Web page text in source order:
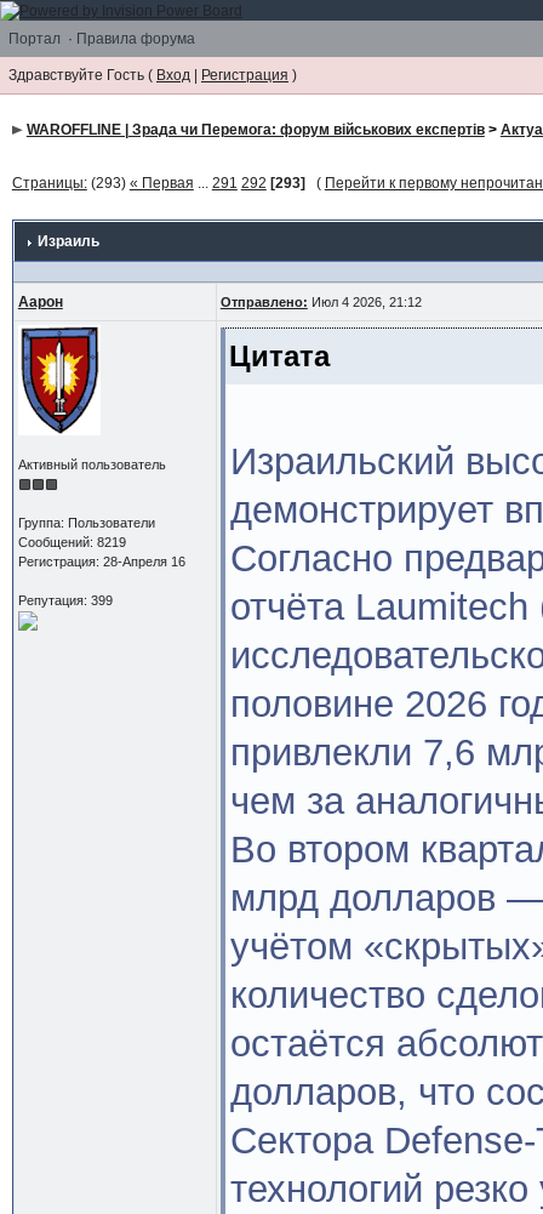
Портал · Правила форума
Здравствуйте Гость ( Вход | Регистрация )
WAROFFLINE | Зрада чи Перемога: форум військових експертів>
Страницы:(293) « Первая ... 291 292 [293] ( Перейти к первому
Израиль
Аарон Отправлено: Июл 4 2026, 21:12
Активный пользователь
Группа: Пользователи
Сообщений: 8219
Регистрация: 28-Апреля 16
Репутация: 399
Цитата
Израильский
демонстрирует
Согласно
отчёта
половине 2026
привлекли 7,6
чем за
Во втором
млрд долларов —
учётом
количество
остаётся
долларов, что
Сектора
технологий